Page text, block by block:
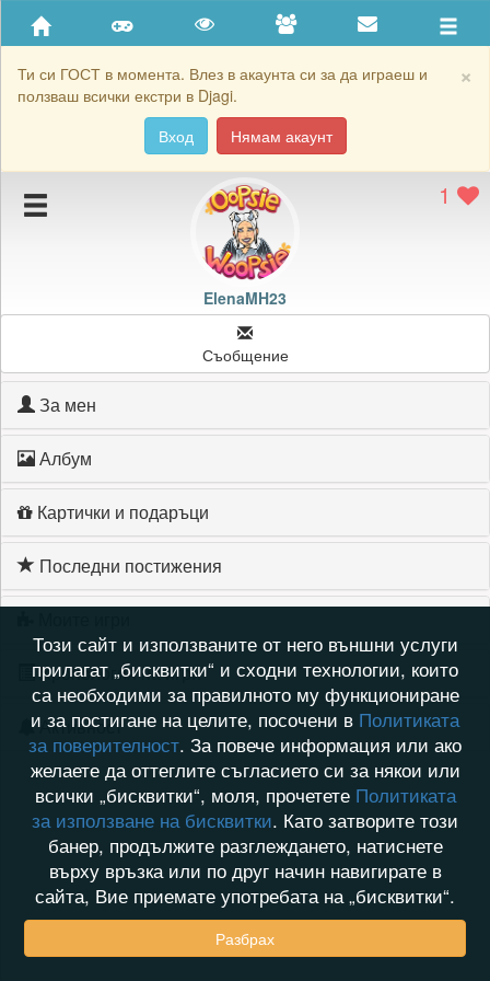
×
Ти си ГОСТ в момента. Влез в акаунта си за да играеш и
ползваш всички екстри в Djagi.
Вход
Нямам акаунт
Приятели
Хронология на игри
Подаръците на ElenaMH23
Картичките на ElenaMH23
1
ElenaMH23
Съобщение
За мен
Албум
Картички и подаръци
Последни постижения
Хронология на игри
Активност
Този сайт и използваните от него външни услуги
прилагат „бисквитки“ и сходни технологии, които
са необходими за правилното му функциониране
и за постигане на целите, посочени в Политиката
за поверителност. За повече информация или ако
желаете да оттеглите съгласието си за някои или
всички „бисквитки“, моля, прочетете Политиката
за използване на бисквитки. Като затворите този
банер, продължите разглеждането, натиснете
върху връзка или по друг начин навигирате в
сайта, Вие приемате употребата на „бисквитки“.
Разбрах